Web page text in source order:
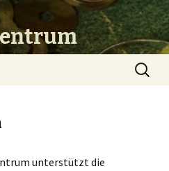
Suchen
nach:
unterstützt die